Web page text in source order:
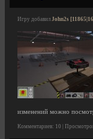
Игру добавил John2s
изменений можно
Комментариев: 10 |